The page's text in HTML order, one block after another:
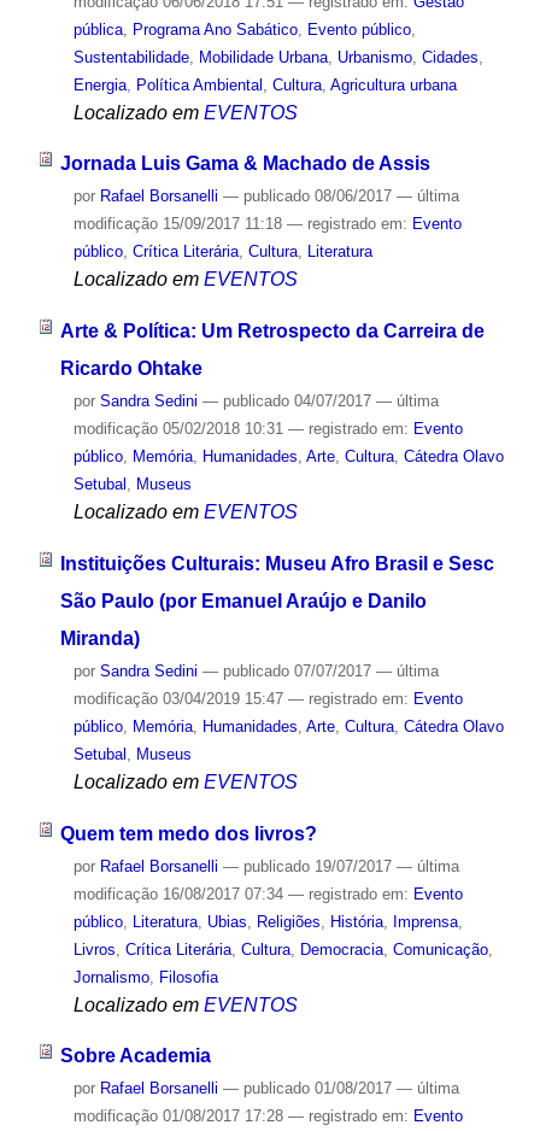
pública, Programa Ano Sabático, Evento público,
Sustentabilidade, Mobilidade Urbana, Urbanismo, Cidades
Energia, Política Ambiental Cultura, Agricultura urbana
Localizado em EVENTOS
Jornada Luis Gama & Machado de Assis
por Rafael Borsanelli — publicado08/06/2017 — última
modificação15/09/2017 11:18 — registrado em: Evento
público, Crítica Literária, Cultura, Literatura
Localizado em EVENTOS
Arte & Política: Um Retrospecto da Carreira de
Ricardo Ohtake
por Sandra Sedini — publicado04/07/2017 — última
modificação05/02/2018 10:31 — registrado em: Evento
público, Memória, Humanidades, Arte, Cultura, Cátedra Olavo
Setubal , Museus
Localizado em EVENTOS
Instituições Culturais: Museu Afro Brasil e Sesc
São Paulo (por Emanuel Araújo e Danilo
Miranda)
por Sandra Sedini — publicado07/07/2017 — última
modificação03/04/2019 15:47 — registrado em: Evento
público, Memória, Humanidades Arte, Cultura, Cátedra Olavo
Setubal
Museus
Localizado em EVENTOS
Quem tem medo dos livros?
por Rafael Borsanelli — publicado19/07/2017 — última
modificação16/08/2017 07:34 — registrado em: Evento
público, Literatura, Ubias Religiões História, Imprensa,
Livros Crítica Literária, Cultura, Democracia, Comunicação,
Jornalismo, Filosofia
Localizado em EVENTOS
Sobre Academia
por Rafael Borsanelli — publicado01/08/2017 — última
modificação01/08/2017 17:28 — registrado em: Evento